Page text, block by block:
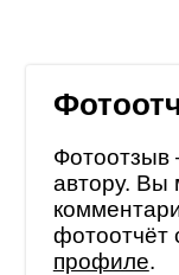
Фотоотзыв
автору. Вы
фотоотчёт
профиле.